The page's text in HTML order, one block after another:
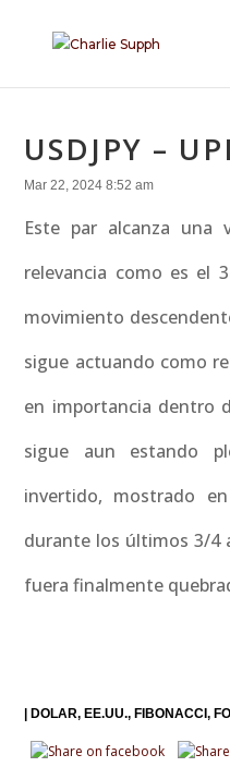
USDJPY –
Mar 22, 2024 8:52 am
Este par alcanza una
relevancia como es el
movimiento
sigue actuando como
en importancia dentro
sigue aun estando
invertido, mostrado
durante los últimos 3/4
fuera finalmente
DOLAR EE.UU. FIBONACCI